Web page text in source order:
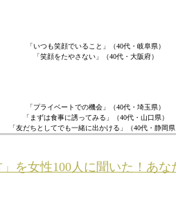
「いつも笑顔でいること」（40代・岐阜県）
「笑顔をたやさない」（40代・大阪府）
「プライベートでの機会」（40代・埼玉県）
「まずは食事に誘ってみる」（40代・山口県）
「友だちとしてでも一緒に出かける」（40代・静岡県
」を女性100人に聞いた！あ